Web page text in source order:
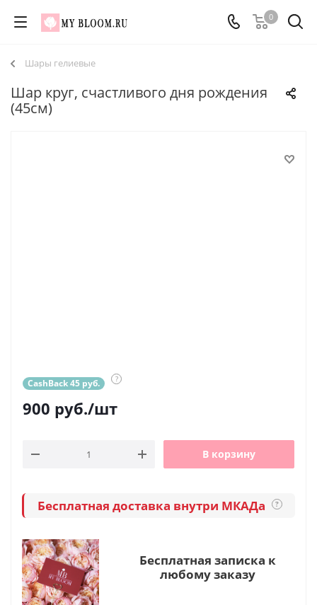
0
Шары гелиевые
Шар круг, счастливого дня рождения
(45см)
CashBack 45 руб. ?
900 руб./шт
В корзину
Бесплатная доставка внутри МКАДа ?
Бесплатная записка к
любому заказу